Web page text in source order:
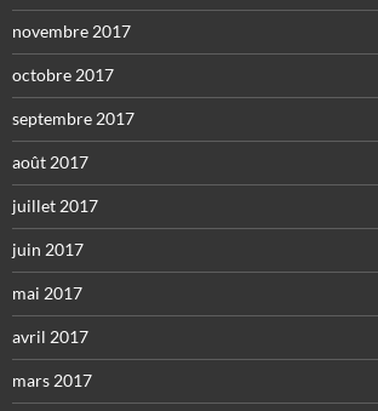
novembre 2017
octobre 2017
septembre 2017
août 2017
juillet 2017
juin 2017
mai 2017
avril 2017
mars 2017